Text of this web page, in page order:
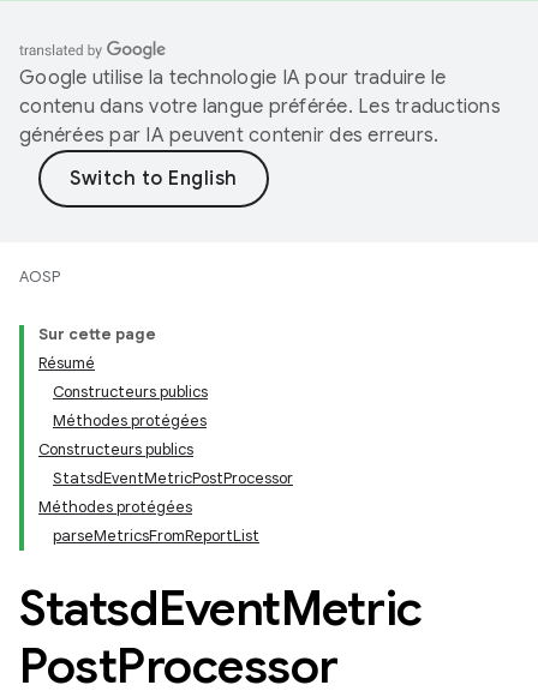
Google utilise la technologie IA pour traduire le
contenu dans votre langue préférée. Les traductions
générées par IA peuvent contenir des erreurs.
AOSP
Sur cette page
Résumé
Constructeurs publics
Méthodes protégées
Constructeurs publics
StatsdEventMetricPostProcessor
Méthodes protégées
parseMetricsFromReportList
StatsdEventMetric
PostProcessor